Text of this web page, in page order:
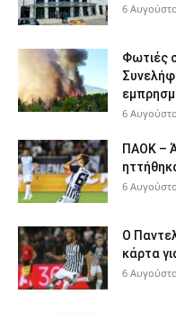
6
Φωτιές
6
ΠΑΟΚ –
6
Ο
κάρτα
6